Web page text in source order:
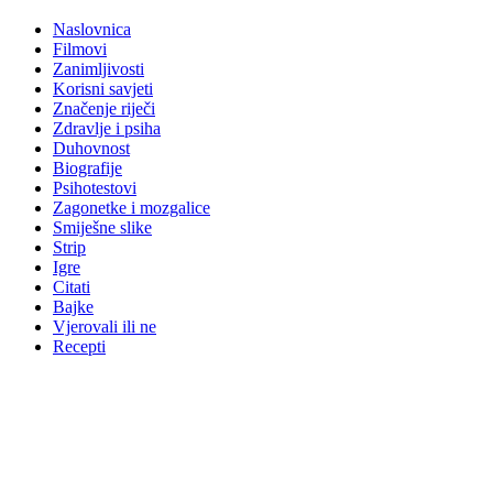
Naslovnica
Filmovi
Zanimljivosti
Korisni savjeti
Značenje riječi
Zdravlje i psiha
Duhovnost
Biografije
Psihotestovi
Zagonetke i mozgalice
Smiješne slike
Strip
Igre
Citati
Bajke
Vjerovali ili ne
Recepti